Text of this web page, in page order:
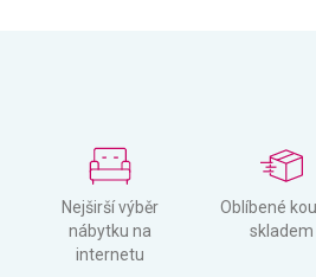
Nejširší výběr
nábytku na
internetu
Oblíbené
skladem